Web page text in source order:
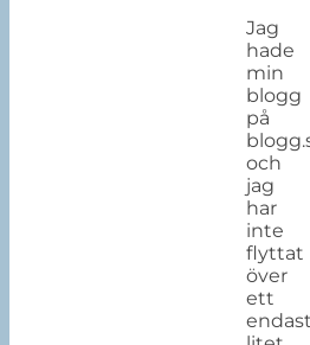
Jag
hade
min
blogg
på
och
jag
har
inte
flyttat
över
ett